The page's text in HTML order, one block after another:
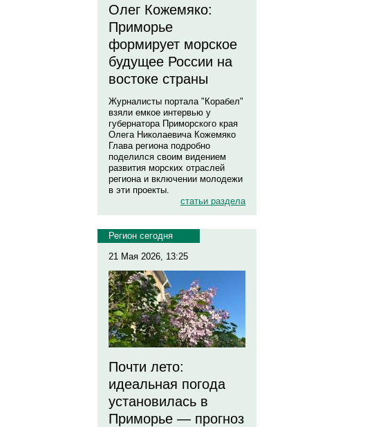
Олег Кожемяко:
Приморье
формирует морское
будущее России на
востоке страны
Журналисты портала "Корабел"
взяли емкое интервью у
губернатора Приморского края
Олега Николаевича Кожемяко
Глава региона подробно
поделился своим видением
развития морских отраслей
региона и включении молодежи
в эти проекты.
статьи раздела
Регион сегодня
21 Мая 2026, 13:25
Почти лето:
идеальная погода
установилась в
Приморье — прогноз